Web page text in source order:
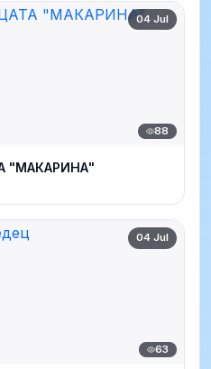
04 Jul
88
"МАКАРИНА"
04 Jul
63